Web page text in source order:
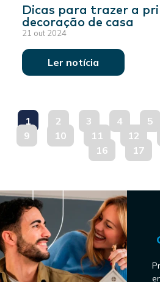
Dicas para trazer a
decoração de casa
21 out 2024
Ler notícia
1 2 3 4 5
9
10 11 12
16
17